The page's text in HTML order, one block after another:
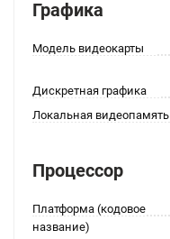
Графика
Модель видеокарты
Дискретная графика
Локальная видеопамять
Процессор
Платформа (кодовое
название)